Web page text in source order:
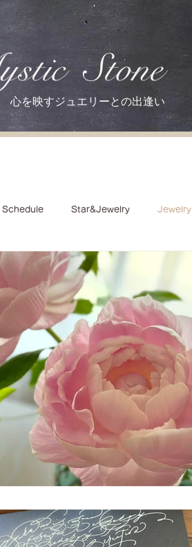
心を映すジュエリーとの出逢い
Schedule Star&Jewelry Jewelry